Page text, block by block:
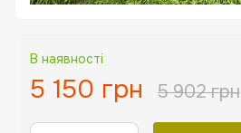
В наявності
5 150 грн 5 902 грн